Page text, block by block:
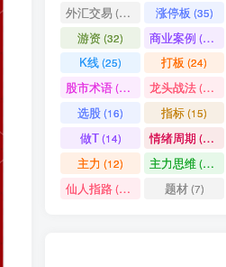
外汇交易 (37) 涨停板 (35)
游资 (32) 商业案例 (30)
K线(25) 打板 (24)
股市术语(21) 龙头战法(20)
选股(16) 指标(15)
做T(14) 情绪周期 (14)
主力 (12) 主力思维(12)
仙人指路(10) 题材(7)
满足你的好奇心
热门文章 最新发布 随机推荐
1 超级简单！同花顺K线界面显示行业概
2 股票打板、上板、封板、翘板、炸板是什么意思